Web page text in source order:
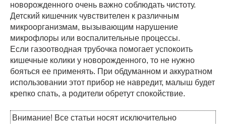
новорожденного очень важно соблюдать чистоту.
Детский кишечник чувствителен к различным
микроорганизмам, вызывающим нарушение
микрофлоры или воспалительные процессы.
Если газоотводная трубочка помогает успокоить
кишечные колики у новорожденного, то не нужно
бояться ее применять. При обдуманном и аккуратном
использовании этот прибор не навредит, малыш будет
крепко спать, а родители обретут спокойствие.
Внимание! Все статьи носят исключительно